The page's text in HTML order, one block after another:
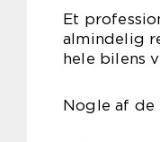
Et
almindelig
hele bilens
Nogle af de